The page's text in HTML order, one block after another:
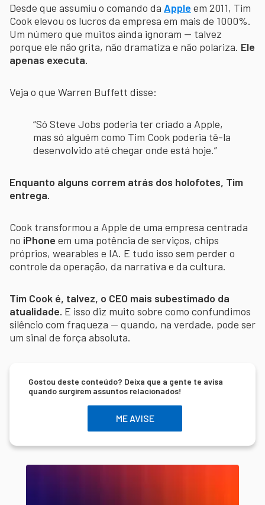
Desde que assumiu o comando da Apple em 2011, Tim
Cook elevou os lucros da empresa em mais de 1000%.
Um número que muitos ainda ignoram — talvez
porque ele não grita, não dramatiza e não polariza. Ele
apenas executa.
Veja o que Warren Buffett disse:
“Só Steve Jobs poderia ter criado a Apple,
mas só alguém como Tim Cook poderia tê-la
desenvolvido até chegar onde está hoje.”
Enquanto alguns correm atrás dos holofotes, Tim
entrega.
Cook transformou a Apple de uma empresa centrada
no iPhone em uma potência de serviços, chips
próprios, wearables e IA. E tudo isso sem perder o
controle da operação, da narrativa e da cultura.
Tim Cook é, talvez, o CEO mais subestimado da
atualidade. E isso diz muito sobre como confundimos
silêncio com fraqueza — quando, na verdade, pode ser
um sinal de força absoluta.
Gostou deste conteúdo? Deixa que a gente te avisa
quando surgirem assuntos relacionados!
ME AVISE